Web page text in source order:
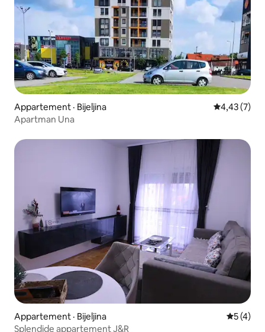
Appartement · Bijeljina Note
4,43 (7)
Apartman Una
Appartement · Bijeljina Note
5 (4)
Splendide appartement J&R